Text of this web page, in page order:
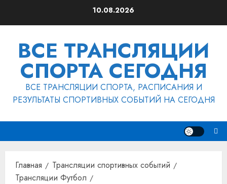
10.08.2026
ВСЕ ТРАНСЛЯЦИИ
СПОРТА СЕГОДНЯ
ВСЕ ТРАНСЛЯЦИИ СПОРТА, РАСПИСАНИЯ И
РЕЗУЛЬТАТЫ СПОРТИВНЫХ СОБЫТИЙ НА СЕГОДНЯ
Главная
Трансляции спортивных событий
Трансляции Футбол